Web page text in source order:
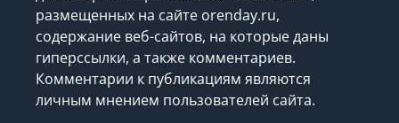
размещенных на сайте orenday.ru,
содержание веб-сайтов, на которые даны
гиперссылки, а также комментариев.
Комментарии к публикациям являются
личным мнением пользователей сайта.